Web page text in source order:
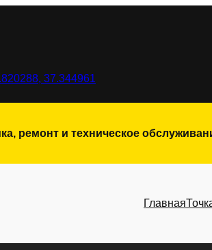
37.344961
ремонт и техническое
Главная